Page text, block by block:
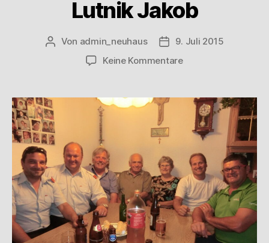
Lutnik Jakob
Von admin_neuhaus
9. Juli 2015
Keine Kommentare